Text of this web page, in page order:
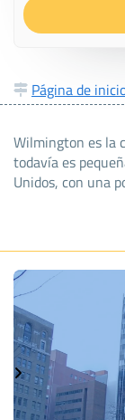
Página de
Wilmington es la
todavía es
Unidos, con una